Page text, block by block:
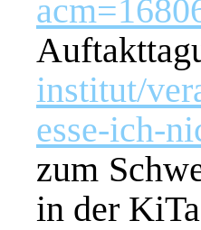
institut/
esse-ich-
zum
in der